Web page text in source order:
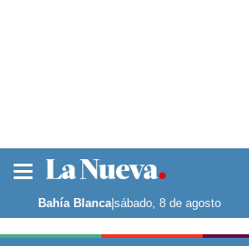
Noticias
La ciudad
Punta Alta
Bahía Blanca|sábado, 8 de agosto